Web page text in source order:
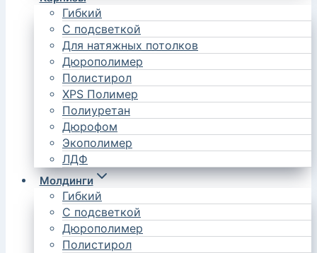
Гибкий
С подсветкой
Для натяжных потолков
Дюрополимер
Полистирол
XPS Полимер
Полиуретан
Дюрофом
Экополимер
ЛДФ
Молдинги
Гибкий
С подсветкой
Дюрополимер
Полистирол